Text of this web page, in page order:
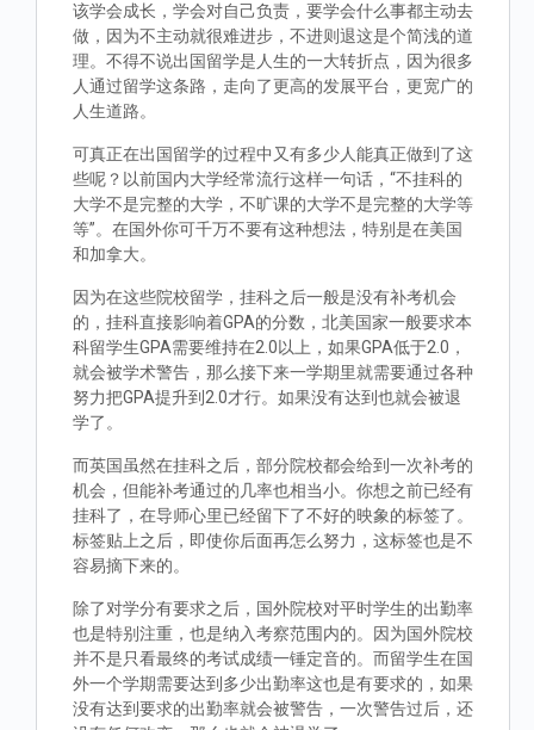
该学会成长，学会对自己负责，要学会什么事都主动去
做，因为不主动就很难进步，不进则退这是个简浅的道
理。不得不说出国留学是人生的一大转折点，因为很多
人通过留学这条路，走向了更高的发展平台，更宽广的
人生道路。
可真正在出国留学的过程中又有多少人能真正做到了这
些呢？以前国内大学经常流行这样一句话，“不挂科的
大学不是完整的大学，不旷课的大学不是完整的大学等
等”。在国外你可千万不要有这种想法，特别是在美国
和加拿大。
因为在这些院校留学，挂科之后一般是没有补考机会
的，挂科直接影响着GPA的分数，北美国家一般要求本
科留学生GPA需要维持在2.0以上，如果GPA低于2.0，
就会被学术警告，那么接下来一学期里就需要通过各种
努力把GPA提升到2.0才行。如果没有达到也就会被退
学了。
而英国虽然在挂科之后，部分院校都会给到一次补考的
机会，但能补考通过的几率也相当小。你想之前已经有
挂科了，在导师心里已经留下了不好的映象的标签了。
标签贴上之后，即使你后面再怎么努力，这标签也是不
容易摘下来的。
除了对学分有要求之后，国外院校对平时学生的出勤率
也是特别注重，也是纳入考察范围内的。因为国外院校
并不是只看最终的考试成绩一锤定音的。而留学生在国
外一个学期需要达到多少出勤率这也是有要求的，如果
没有达到要求的出勤率就会被警告，一次警告过后，还